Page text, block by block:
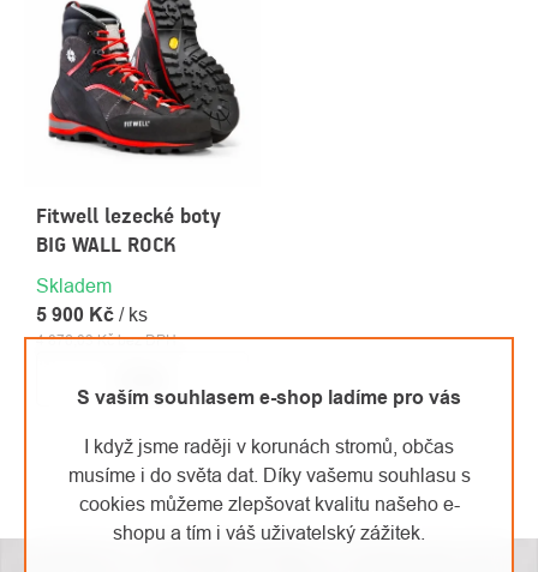
S vaším souhlasem e-shop ladíme pro vás
I když jsme raději v korunách stromů, občas
musíme i do světa dat. Díky vašemu souhlasu s
cookies můžeme zlepšovat kvalitu našeho e-
shopu a tím i váš uživatelský zážitek.
Fitwell lezecké boty
BIG WALL ROCK
Skladem
4 876,03 Kč bez DPH
5 900 Kč / ks
OVLÁDACÍ
PRVKY